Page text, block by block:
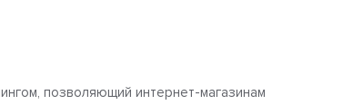
позволяющий интернет-магазинам